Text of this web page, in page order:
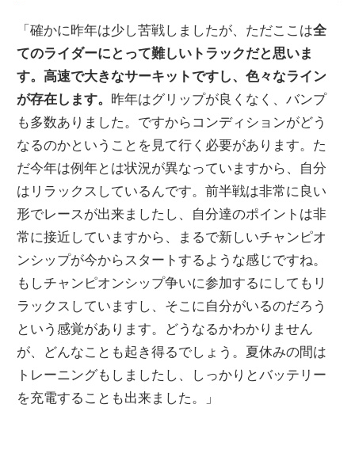
「確かに昨年は少し苦戦しましたが、ただここは全
てのライダーにとって難しいトラックだと思いま
す。高速で大きなサーキットですし、色々なライン
が存在します。 昨年はグリップが良くなく、バンプ
も多数ありました。ですからコンディションがどう
なるのかということを見て行く必要があります。た
だ今年は例年とは状況が異なっていますから、自分
はリラックスしているんです。前半戦は非常に良い
形でレースが出来ましたし、自分達のポイントは非
常に接近していますから、まるで新しいチャンピオ
ンシップが今からスタートするような感じですね。
もしチャンピオンシップ争いに参加するにしてもリ
ラックスしていますし、そこに自分がいるのだろう
という感覚があります。どうなるかわかりません
が、どんなことも起き得るでしょう。夏休みの間は
トレーニングもしましたし、しっかりとバッテリー
を充電することも出来ました。」